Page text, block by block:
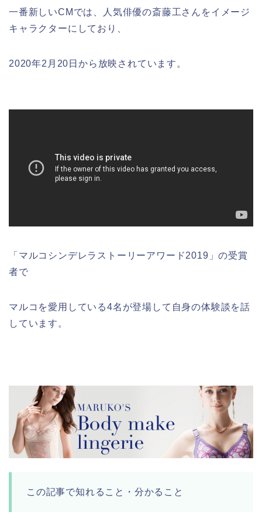
一番新しいCMでは、人気俳優の斎藤工さんをイメージ
キャラクターにしており、
2020年2月20日から放映されています。
「マルコシンデレラストーリーアワード2019」の受賞
者で
マルコを愛用している4名が登場して自身の体験談を話
しています。
この記事で知れること・分かること